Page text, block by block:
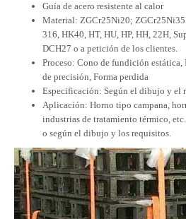
Guía de acero resistente al calor
Material: ZGCr25Ni20;
316, HK40, HT, HU, HP, HH, 22H,
DCH27 o a petición de los clientes.
Proceso: Cono de fundición
de precisión, Forma perdida
Especificación: Según el dibujo y el
Aplicación: Horno tipo campana,
industrias de tratamiento térmico,
o según el dibujo y los requisitos.